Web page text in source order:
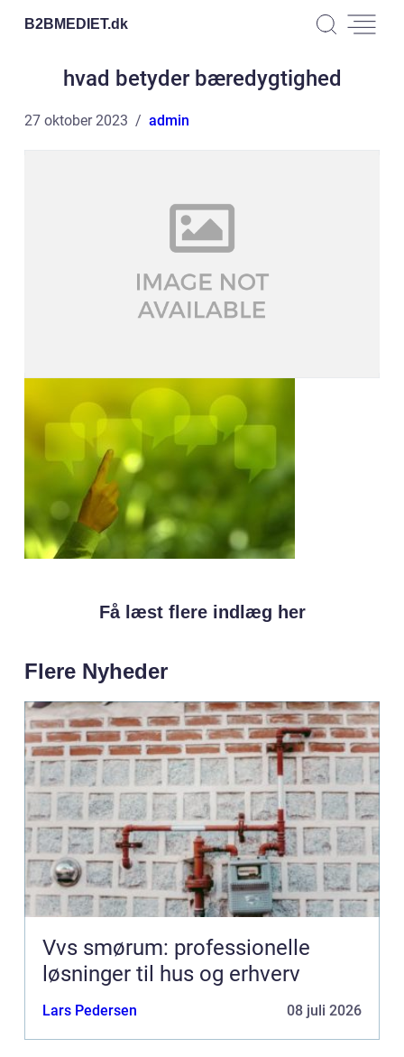
B2BMEDIET.dk
hvad betyder bæredygtighed
27 oktober 2023 admin
Få læst flere indlæg her
Flere Nyheder
Vvs smørum: professionelle
løsninger til hus og erhverv
Lars Pedersen 08 juli 2026